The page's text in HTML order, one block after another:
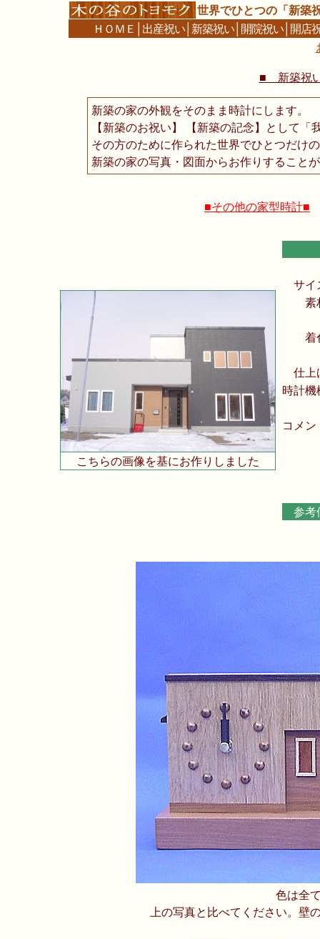
世界でひとつの「新築
ＨＯＭＥ 出産祝い 新築祝い 開院祝い 開店
■ 新築祝
新築の家の外観をそのまま時計にします。
【新築のお祝い】 【新築の記念】として
その方のために作られた世界でひとつだけ
新築の家の写真・図面からお作りすること
■その他の家型時計■
こちらの画像を基にお作りしました
サイ
素
着
仕上
時計機
コメン
参
色は全
上の写真と比べてください。壁